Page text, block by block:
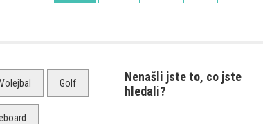
Volejbal Golf
Nenašli jste to, co jste
hledali?